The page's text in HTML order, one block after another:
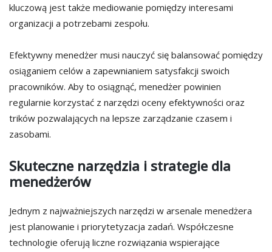
kluczową jest także mediowanie pomiędzy interesami
organizacji a potrzebami zespołu.
Efektywny menedżer musi nauczyć się balansować pomiędzy
osiąganiem celów a zapewnianiem satysfakcji swoich
pracowników. Aby to osiągnąć, menedżer powinien
regularnie korzystać z narzędzi oceny efektywności oraz
trików pozwalających na lepsze zarządzanie czasem i
zasobami.
Skuteczne narzędzia i strategie dla
menedżerów
Jednym z najważniejszych narzędzi w arsenale menedżera
jest planowanie i priorytetyzacja zadań. Współczesne
technologie oferują liczne rozwiązania wspierające